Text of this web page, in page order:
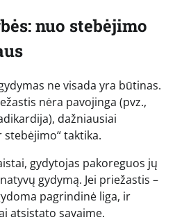
nuo stebėjimo
ne visada yra būtinas.
nėra pavojinga (pvz.,
dažniausiai
taktika.
gydytojas pakoreguos jų
gydymą. Jei priežastis –
pagrindinė liga, ir
atsistato savaime.